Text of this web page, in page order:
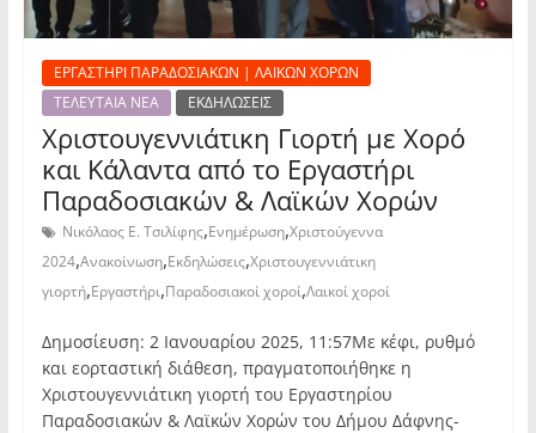
ΕΡΓΑΣΤΗΡΙ ΠΑΡΑΔΟΣΙΑΚΩΝ | ΛΑΙΚΩΝ ΧΟΡΩΝ
ΤΕΛΕΥΤΑΙΑ ΝΕΑ
ΕΚΔΗΛΩΣΕΙΣ
Χριστουγεννιάτικη Γιορτή με Χορό
και Κάλαντα από το Εργαστήρι
Παραδοσιακών & Λαϊκών Χορών
Νικόλαος Ε. Τσιλίφης,Ενημέρωση,Χριστούγεννα
2024,Ανακοίνωση,Εκδηλώσεις,Χριστουγεννιάτικη
γιορτή,Εργαστήρι,Παραδοσιακοί χοροί,Λαικοί χοροί
Δημοσίευση: 2 Ιανουαρίου 2025, 11:57Με κέφι, ρυθμό
και εορταστική διάθεση, πραγματοποιήθηκε η
Χριστουγεννιάτικη γιορτή του Εργαστηρίου
Παραδοσιακών & Λαϊκών Χορών του Δήμου Δάφνης-